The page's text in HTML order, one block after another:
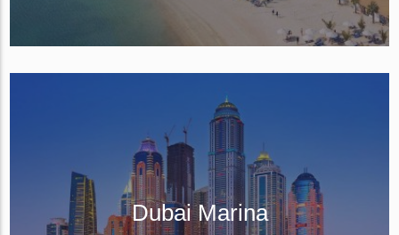
Dubai Marina